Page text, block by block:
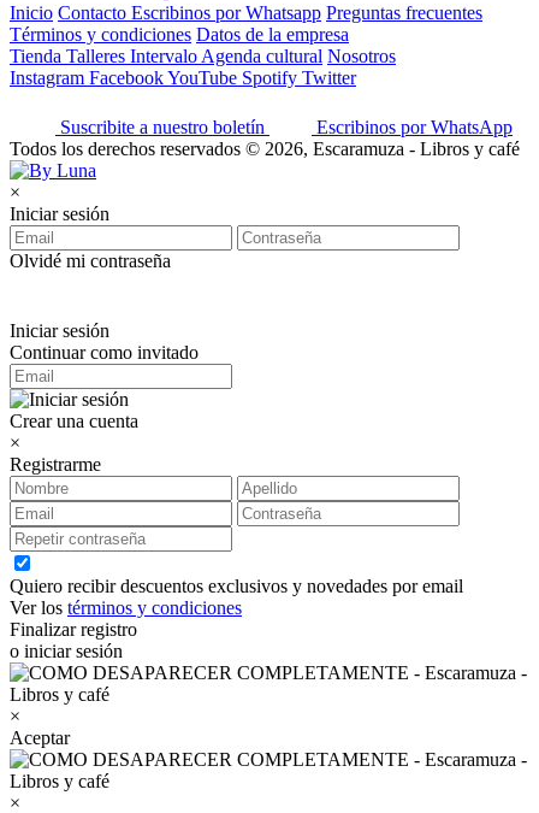
Inicio Contacto Escribinos por Whatsapp Preguntas frecuentes
Términos y condiciones Datos de la empresa
Tienda Talleres Intervalo Agenda cultural Nosotros
Instagram FacebookYouTube Spotify Twitter
Suscribite a nuestro boletín
Escribinos por WhatsApp
Todos los derechos reservados © 2026, Escaramuza - Libros y café
×
Iniciar sesión
Olvidé mi contraseña
Iniciar sesión
Continuar como invitado
Crear una cuenta
×
Registrarme
Quiero recibir descuentos exclusivos y novedades por email
Ver los términos y condiciones
Finalizar registro
o iniciar sesión
×
Aceptar
×